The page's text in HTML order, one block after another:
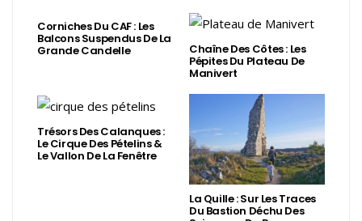
Corniches Du CAF : Les
Balcons Suspendus De La
Grande Candelle Chaîne Des Côtes : Les
Pépites Du Plateau De
Manivert
Trésors Des Calanques :
Le Cirque Des Pételins &
Le Vallon De La Fenêtre
La Quille : Sur Les Traces
Du Bastion Déchu Des